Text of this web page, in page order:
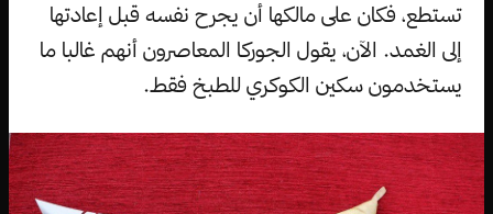
تستطع، فكان على مالكها أن يجرح نفسه قبل إعادتها
إلى الغمد. الآن، يقول الجوركا المعاصرون أنهم غالبا ما
يستخدمون سكين الكوكري للطبخ فقط.